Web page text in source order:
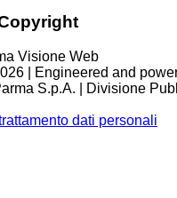
| Engineered and
S.p.A. | Divisione
dati personali